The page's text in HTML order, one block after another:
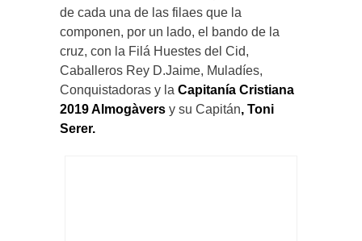
de cada una de las filaes que la
componen, por un lado, el bando de la
cruz, con la Filá Huestes del Cid,
Caballeros Rey D.Jaime, Muladíes,
Conquistadoras y la Capitanía Cristiana
2019 Almogàvers y su Capitán, Toni
Serer.